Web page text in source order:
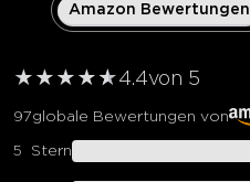
Amazon Bewertungen
★ ★ ★ ★ ★
★4.4von 5
97globale Bewertungen von
5 Stern